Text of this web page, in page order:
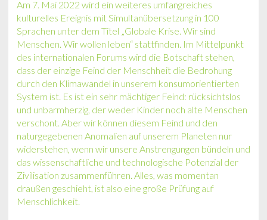
Am 7. Mai 2022 wird ein weiteres umfangreiches
kulturelles Ereignis mit Simultanübersetzung in 100
Sprachen unter dem Titel „Globale Krise. Wir sind
Menschen. Wir wollen leben“ stattfinden. Im Mittelpunkt
des internationalen Forums wird die Botschaft stehen,
dass der einzige Feind der Menschheit die Bedrohung
durch den Klimawandel in unserem konsumorientierten
System ist. Es ist ein sehr mächtiger Feind: rücksichtslos
und unbarmherzig, der weder Kinder noch alte Menschen
verschont. Aber wir können diesem Feind und den
naturgegebenen Anomalien auf unserem Planeten nur
widerstehen, wenn wir unsere Anstrengungen bündeln und
das wissenschaftliche und technologische Potenzial der
Zivilisation zusammenführen. Alles, was momentan
draußen geschieht, ist also eine große Prüfung auf
Menschlichkeit.